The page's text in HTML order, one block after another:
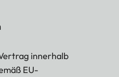
innerhalb
EU-